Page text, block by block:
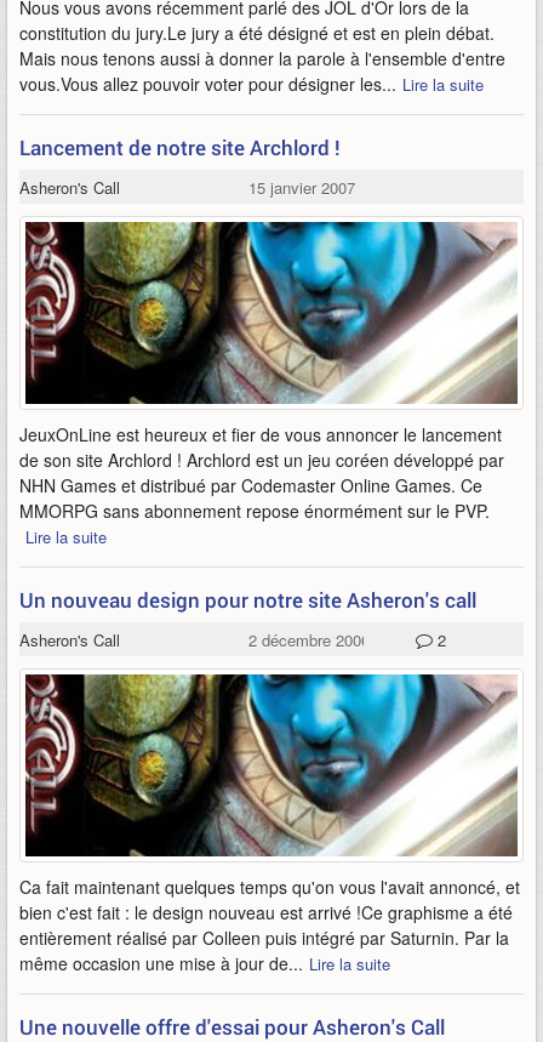
Nous vous avons récemment parlé des JOL d'Or lors de la
constitution du jury.Le jury a été désigné et est en plein débat.
Mais nous tenons aussi à donner la parole à l'ensemble d'entre
vous.Vous allez pouvoir voter pour désigner les... Lire la suite
Lancement de notre site Archlord !
Asheron's Call 15 janvier 2007
JeuxOnLine est heureux et fier de vous annoncer le lancement
de son site Archlord ! Archlord est un jeu coréen développé par
NHN Games et distribué par Codemaster Online Games. Ce
MMORPG sans abonnement repose énormément sur le PVP.
Lire la suite
Un nouveau design pour notre site Asheron's call
Asheron's Call 2 décembre 2006 2
Ca fait maintenant quelques temps qu'on vous l'avait annoncé, et
bien c'est fait : le design nouveau est arrivé !Ce graphisme a été
entièrement réalisé par Colleen puis intégré par Saturnin. Par la
même occasion une mise à jour de... Lire la suite
Une nouvelle offre d'essai pour Asheron's Call